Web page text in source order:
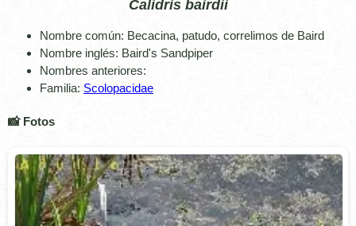
Calidris bairdii
Nombre común: Becacina, patudo, correlimos de Baird
Nombre inglés: Baird's Sandpiper
Nombres anteriores:
Familia: Scolopacidae
📸 Fotos